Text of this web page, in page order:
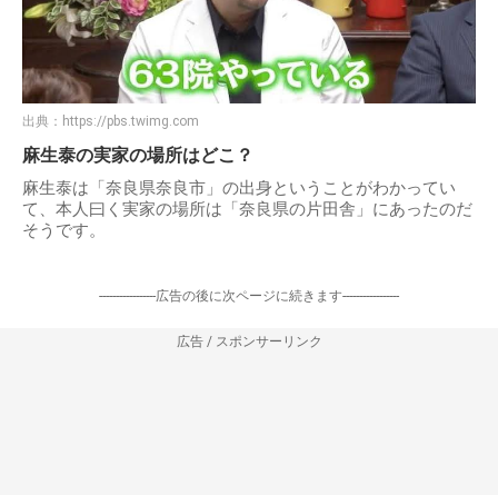
出典： https://pbs.twimg.com
麻生泰の実家の場所はどこ？
麻生泰は「奈良県奈良市」の出身ということがわかってい
て、本人曰く実家の場所は「奈良県の片田舎」にあったのだ
そうです。
-----------------広告の後に次ページに続きます-----------------
広告 / スポンサーリンク